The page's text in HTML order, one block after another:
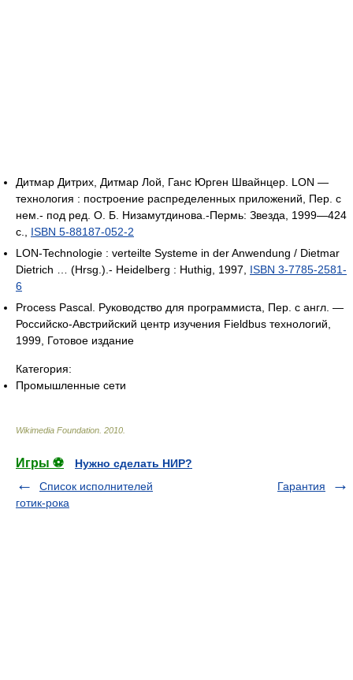
Дитмар Дитрих, Дитмар Лой, Ганс Юрген Швайнцер. LON —
технология : построение распределенных приложений, Пер. с
нем.- под ред. О. Б. Низамутдинова.-Пермь: Звезда, 1999—424
с., ISBN 5-88187-052-2
LON-Technologie : verteilte Systeme in der Anwendung / Dietmar
Dietrich … (Hrsg.).- Heidelberg : Huthig, 1997, ISBN 3-7785-2581-
6
Process Pascal. Руководство для программиста, Пер. с англ. —
Российско-Австрийский центр изучения Fieldbus технологий,
1999, Готовое издание
Категория:
Промышленные сети
Wikimedia Foundation 2010
Игры ⚽
Нужно сделать НИР?
Список исполнителей
готик-рока
Гарантия